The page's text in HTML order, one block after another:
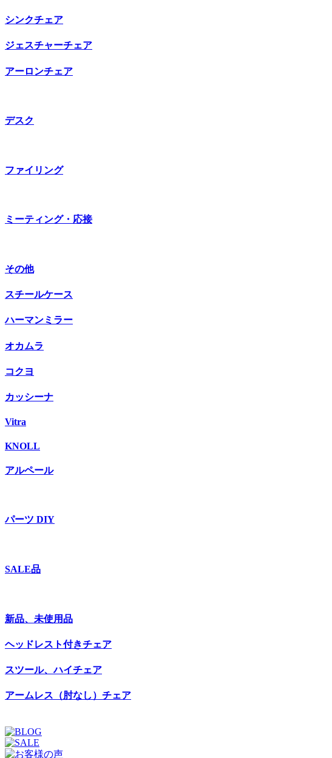
シンクチェア
ジェスチャーチェア
アーロンチェア
デスク
ファイリング
ミーティング・応接
その他
スチールケース
ハーマンミラー
オカムラ
コクヨ
カッシーナ
Vitra
KNOLL
アルペール
パーツ DIY
SALE品
新品、未使用品
ヘッドレスト付きチェア
スツール、ハイチェア
アームレス（肘なし）チェア